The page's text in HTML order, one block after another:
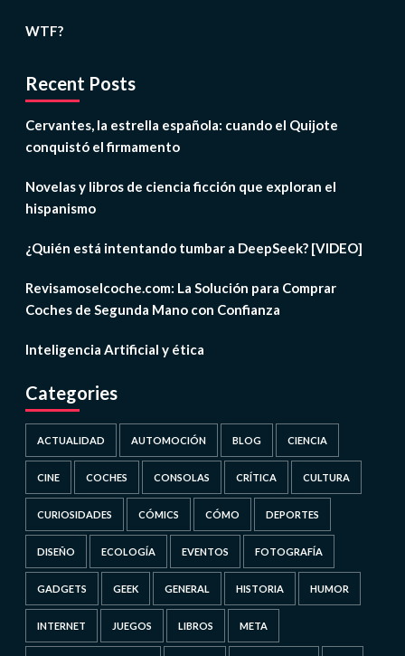
WTF?
Recent Posts
Cervantes, la estrella española: cuando el Quijote
conquistó el firmamento
Novelas y libros de ciencia ficción que exploran el
hispanismo
¿Quién está intentando tumbar a DeepSeek? [VIDEO]
Revisamoselcoche.com: La Solución para Comprar
Coches de Segunda Mano con Confianza
Inteligencia Artificial y ética
Categories
ACTUALIDAD AUTOMOCIÓN BLOG CIENCIA
CINE COCHES CONSOLAS CRÍTICA CULTURA
CURIOSIDADES CÓMICS CÓMO DEPORTES
DISEÑO ECOLOGÍA EVENTOS FOTOGRAFÍA
GADGETS GEEK GENERAL HISTORIA HUMOR
INTERNET JUEGOS LIBROS META